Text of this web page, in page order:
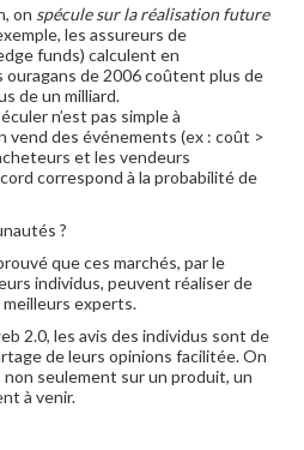
on spécule sur la réalisation future
les assureurs de
funds) calculent en
ouragans de 2006 coûtent plus de
de un milliard.
n’est pas simple à
vend des événements (ex : coût >
et les vendeurs
correspond à la probabilité de
?
que ces marchés, par le
individus, peuvent réaliser de
experts.
2.0, les avis des individus sont de
de leurs opinions facilitée. On
seulement sur un produit, un
à venir.